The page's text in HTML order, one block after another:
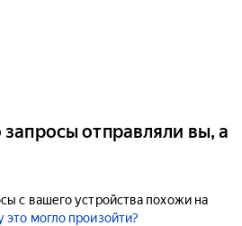
отправляли вы, а
с вашего устройства похожи на
это могло произойти?